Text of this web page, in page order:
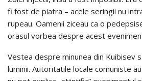
fi fost de piatra – acele seringii nu
rupeau. Oamenii ziceau ca o
orasul vorbea despre acest
Vestea despre minunea din Kuibisev
luminii. Autoritatile locale comuniste